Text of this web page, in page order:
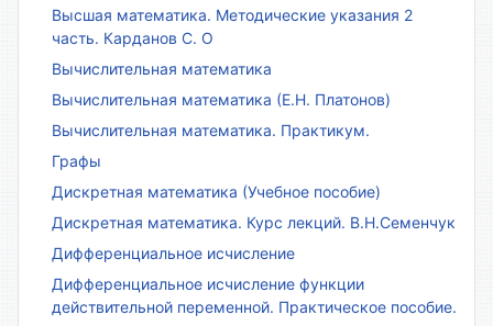
Высшая математика. Методические указания 2
часть. Карданов С. О
Вычислительная математика
Вычислительная математика (Е.Н. Платонов)
Вычислительная математика. Практикум.
Графы
Дискретная математика (Учебное пособие)
Дискретная математика. Курс лекций. В.Н.Семенчук
Дифференциальное исчисление
Дифференциальное исчисление функции
действительной переменной. Практическое пособие.